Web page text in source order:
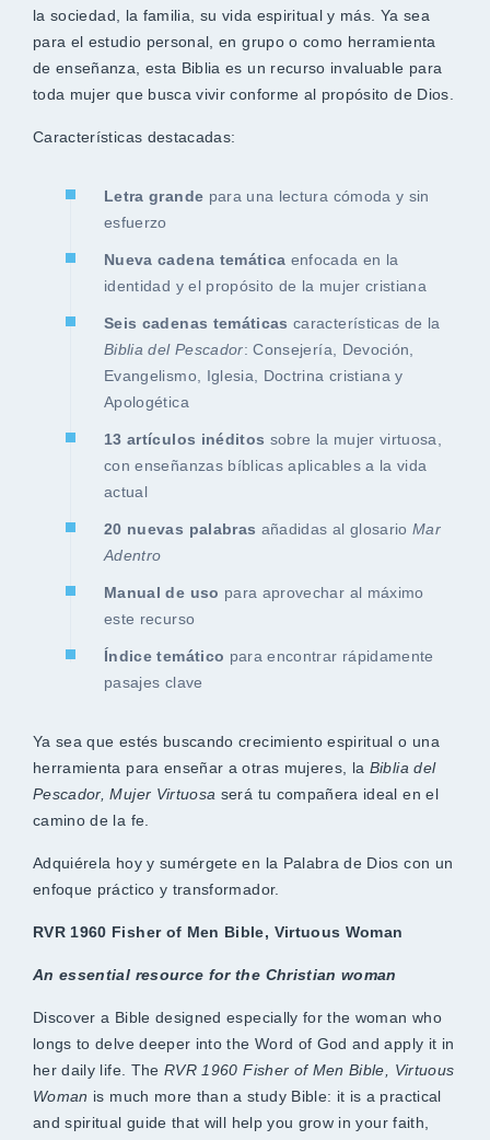
la sociedad, la familia, su vida espiritual y más. Ya sea
para el estudio personal, en grupo o como herramienta
de enseñanza, esta Biblia es un recurso invaluable para
toda mujer que busca vivir conforme al propósito de Dios.
Características destacadas:
Letra grande para una lectura cómoda y sin
esfuerzo
Nueva cadena temática enfocada en la
identidad y el propósito de la mujer cristiana
Seis cadenas temáticascaracterísticas de la
Biblia del Pescador: Consejería, Devoción,
Evangelismo, Iglesia, Doctrina cristiana y
Apologética
13 artículos inéditos sobre la mujer virtuosa,
con enseñanzas bíblicas aplicables a la vida
actual
20 nuevas palabras añadidas al glosarioMar
Adentro
Manual de uso para aprovechar al máximo
este recurso
Índice temático para encontrar rápidamente
pasajes clave
Ya sea que estés buscando crecimiento espiritual o una
herramienta para enseñar a otras mujeres, la Biblia del
Pescador, Mujer Virtuosa será tu compañera ideal en el
camino de la fe.
Adquiérela hoy y sumérgete en la Palabra de Dios con un
enfoque práctico y transformador.
RVR 1960 Fisher of Men Bible, Virtuous Woman
An essential resource for the Christian woman
Discover a Bible designed especially for the woman who
longs to delve deeper into the Word of God and apply it in
her daily life. The RVR 1960 Fisher of Men Bible, Virtuous
Woman is much more than a study Bible: it is a practical
and spiritual guide that will help you grow in your faith,